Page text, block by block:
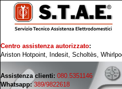
Centro assistenza autorizzato:
Ariston Hotpoint, Indesit, Scholtès,
Assistenza clienti: 080.5351146
Whatsapp: 389/9822618